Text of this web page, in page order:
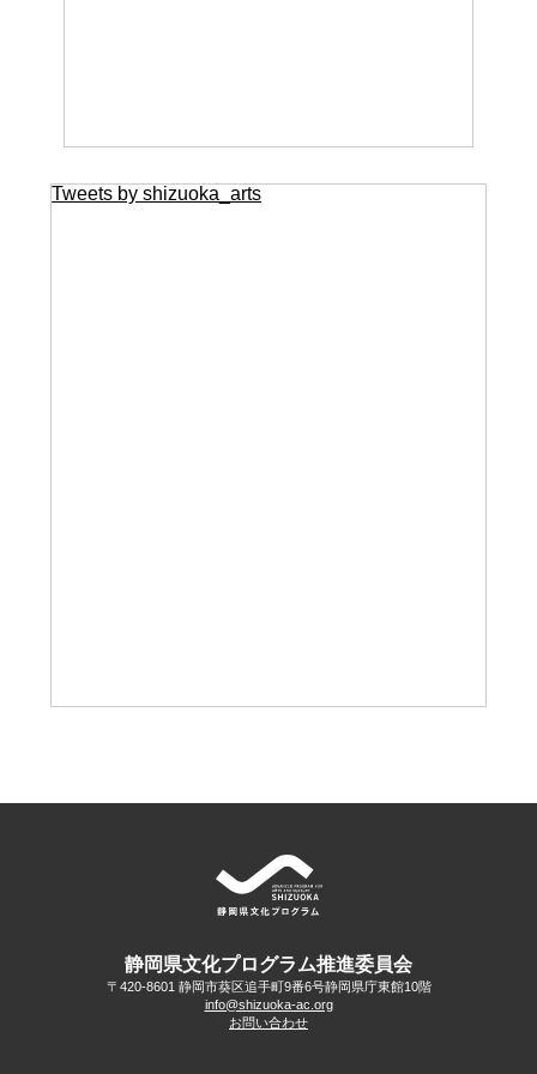
Tweets by shizuoka_arts
静岡県文化プログラム推進委員会
〒420-8601 静岡市葵区追手町9番6号静岡県庁東館10階
info@shizuoka-ac.org
お問い合わせ